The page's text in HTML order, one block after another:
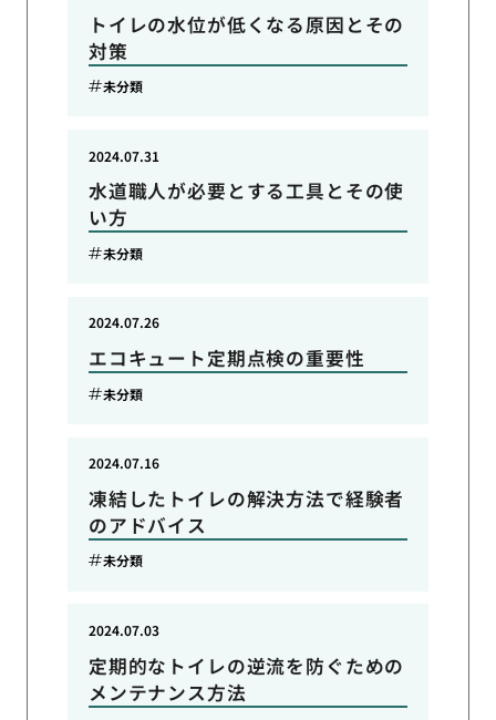
トイレの水位が低くなる原因とその
対策
未分類
水道職人が必要とする工具とその使
い方
2024.07.31
未分類
エコキュート定期点検の重要性
2024.07.26
未分類
凍結したトイレの解決方法で経験者
のアドバイス
2024.07.16
未分類
定期的なトイレの逆流を防ぐための
メンテナンス方法
2024.07.03